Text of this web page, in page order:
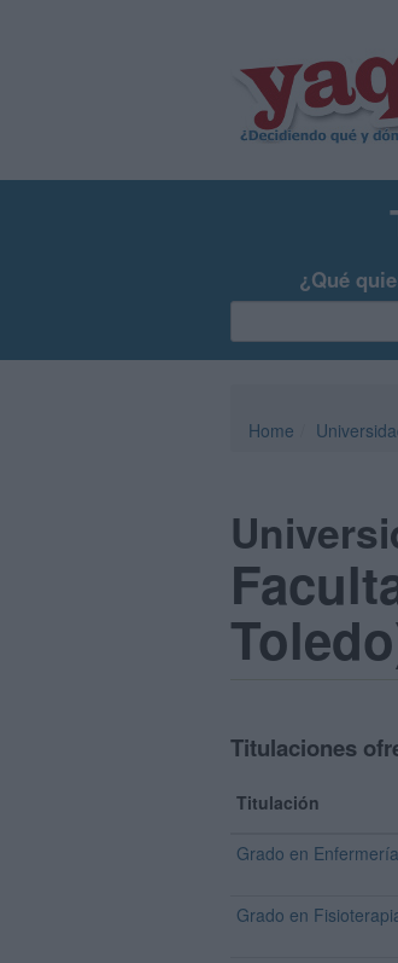
¿Qué
Home
Titulaciones
Titulación
Grado en Enfermería
Grado en